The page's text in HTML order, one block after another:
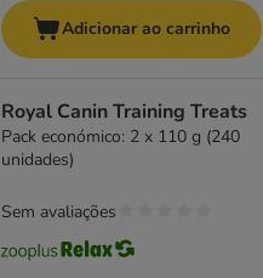
Adicionar ao carrinho
Royal Canin Training Treats
Pack económico: 2 x 110 g (240
unidades)
Sem avaliações